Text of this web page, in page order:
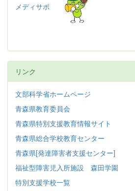
メディサポ
リンク
文部科学省ホームページ
青森県教育委員会
青森県特別支援教育情報サイト
青森県総合学校教育センター
青森県[発達障害者支援センター]
福祉型障害児入所施設 森田学園
特別支援学校一覧